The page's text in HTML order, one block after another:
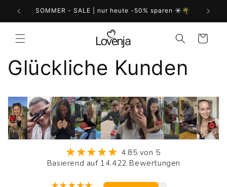
zum
Inhalt
☀️🌴 ☎︎ 24/7 Live-Support
Warenkorb
Glückliche Kunden
4.85 von 5
Basierend auf 14.422 Bewertungen